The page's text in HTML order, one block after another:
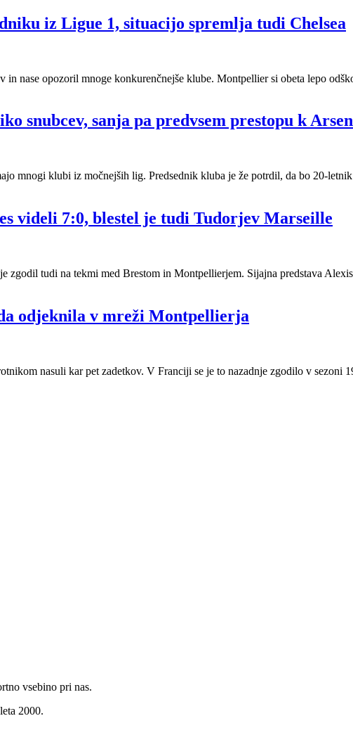
iz Ligue 1, situacijo spremlja tudi Chelsea
nase opozoril mnoge konkurenčnejše klube. Montpellier si obeta lepo
snubcev, sanja pa predvsem prestopu k
mnogi klubi iz močnejših lig. Predsednik kluba je že potrdil, da bo 20-
videli 7:0, blestel je tudi Tudorjev Marseille
zgodil tudi na tekmi med Brestom in Montpellierjem. Sijajna predstava
odjeknila v mreži Montpellierja
nasuli kar pet zadetkov. V Franciji se je to nazadnje zgodilo v sezoni
vsebino pri nas.
2000.